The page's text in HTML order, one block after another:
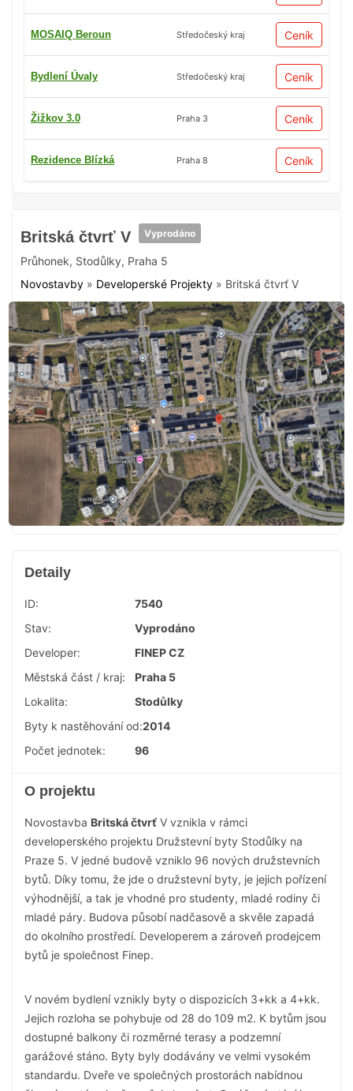
Britská čtvrť V Vyprodáno
Průhonek, Stodůlky, Praha 5
Novostavby » Developerské Projekty » Britská čtvrť V
MOSAIQ Beroun Středočeský kraj Ceník
Bydlení Úvaly Středočeský kraj Ceník
Žižkov 3.0 Praha 3 Ceník
Rezidence Blízká Praha 8 Ceník
Detaily
ID:
7540
Stav:
Vyprodáno
Developer:
FINEP CZ
Městská část / kraj:
Praha 5
Lokalita:
Stodůlky
Byty k nastěhování od:2014
Počet jednotek:
96
O projektu
Novostavba Britská čtvrť V vznikla v rámci
developerského projektu Družstevní byty Stodůlky na
Praze 5. V jedné budově vzniklo 96 nových družstevních
bytů. Díky tomu, že jde o družstevní byty, je jejich pořízení
výhodnější, a tak je vhodné pro studenty, mladé rodiny či
mladé páry. Budova působí nadčasově a skvěle zapadá
do okolního prostředí. Developerem a zároveň prodejcem
bytů je společnost Finep.
V novém bydlení vznikly byty o dispozicích 3+kk a 4+kk.
Jejich rozloha se pohybuje od 28 do 109 m2. K bytům jsou
dostupné balkony či rozměrné terasy a podzemní
garážové stáno. Byty byly dodávány ve velmi vysokém
standardu. Dveře ve společných prostorách nabídnou